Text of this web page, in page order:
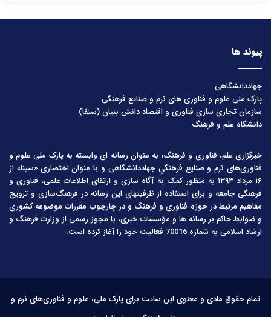
پیوند ها
جهاددانشگاهی
پارک ملی علوم و فناوری های نرم و صنایع فرهنگی
سازمان تجاری سازی فناوری و اقتصاد دانش بنیان (ستفا)
دانشگاه علم و فرهنگ
خبرگزاری علم، فناوری و فرهنگ، به عنوان رسانه ای وابسته به پارک ملی علوم و
فناوری‌های نرم و صنایع فرهنگیِ جهاددانشگاهی و با عنوان اختصاری «سینا» از
۱۶ مرداد ۱۳۹۳ به منظور کمک به آگاه سازی و ارتقای اطلاعات علمی، فناوری و
فرهنگی جامعه و برای استفاده از ظرفیتهای این رسانه در فرهنگ‌سازی و ترویج
مفاهیم مرتبط در حوزه فناوری و فرهنگ و در چارچوب مقررات موضوعه کشوری
و ضوابط حاکم بر رسانه ها و مؤسسات خبری، با مجوز رسمی از وزارت فرهنگ و
ارشاد اسلامی به شماره 70016 فعالیت خود را آغاز کرده است.
تمام حقوق مادی و معنوی این سایت برای پارک ملی، علوم و فناوری‌های نرم و